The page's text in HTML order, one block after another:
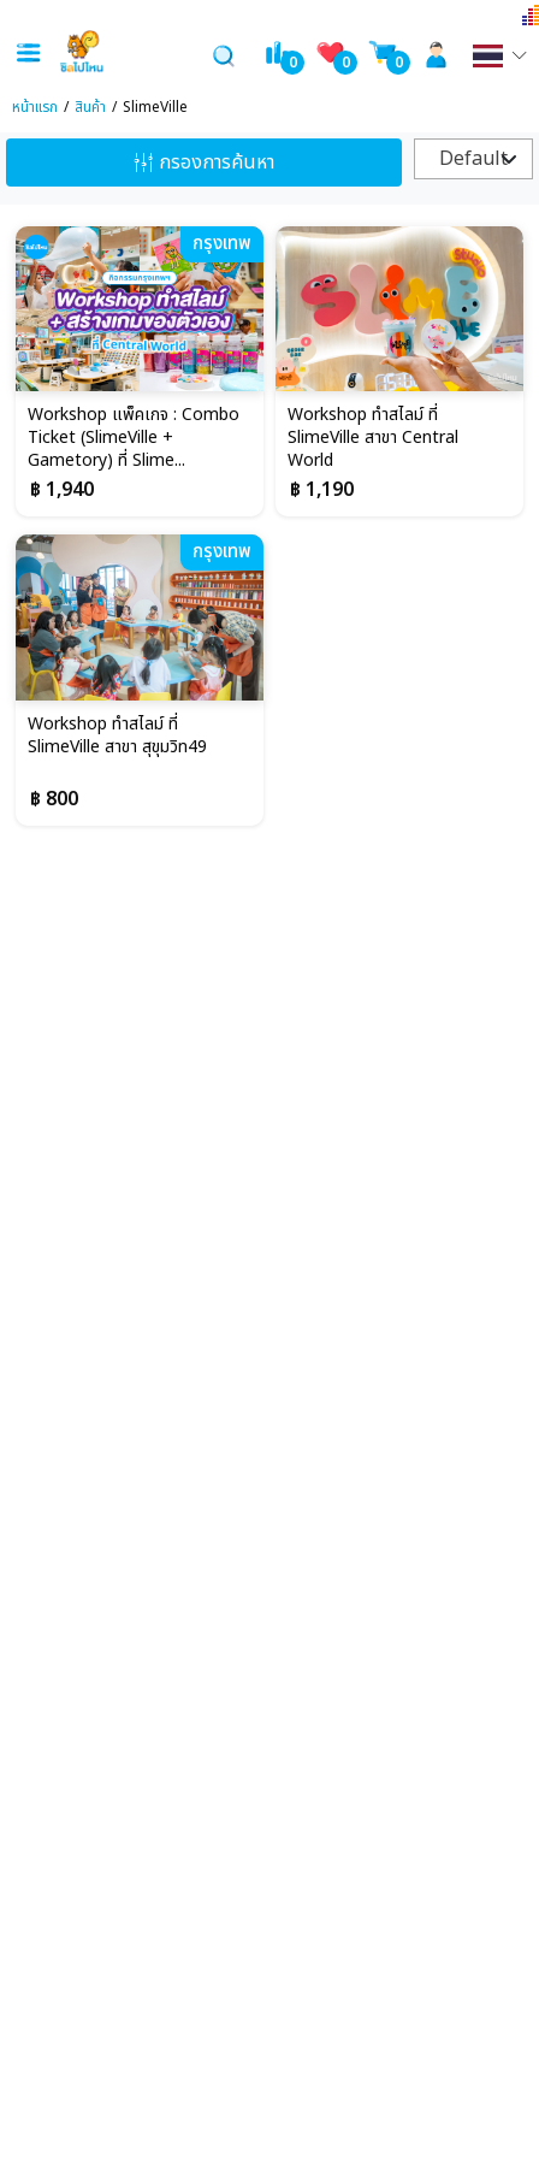
0 0 0
หน้าแรก สินค้า SlimeVille
กรองการค้นหา Default
กรุงเทพ
Workshop แพ็คเกจ : Combo
Ticket (SlimeVille +
Gametory) ที่ Slime...
฿ 1,940
Workshop ทำสไลม์ ที่
SlimeVille สาขา Central
World
฿ 1,190
กรุงเทพ
Workshop ทำสไลม์ ที่
SlimeVille สาขา สุขุมวิท49
฿ 800